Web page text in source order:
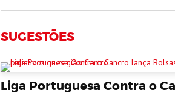
SUGESTÕES
Liga Portuguesa Contra o